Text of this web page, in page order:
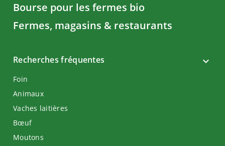
Bourse pour les fermes bio
Fermes, magasins & restaurants
Recherches fréquentes
Foin
Animaux
Vaches laitières
Bœuf
Moutons